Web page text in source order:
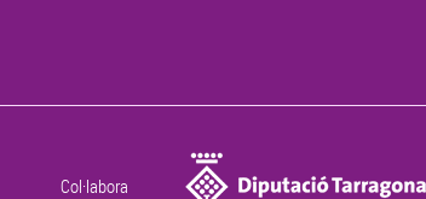
Col·labora